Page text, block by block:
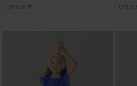
OPTION OPTION